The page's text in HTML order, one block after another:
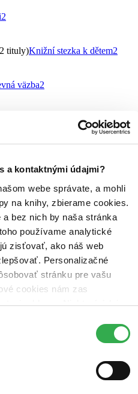
a kontaktnými údajmi?
webe správate, a mohli
na knihy, zbierame cookies.
a bez nich by naša stránka
používame analytické
zisťovať, ako náš web
Personalizačné
stránku pre vašu
cookies nám zas
reklamy. Niektoré údaje
tieto cookies. Ďakujeme!
2
tituly)Knižní stezka k dětem2
väzba2